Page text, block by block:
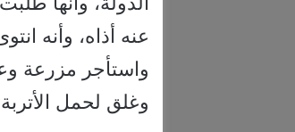
عنه أذاه، وأنه
واستأجر مزرعة
وغلق لحمل الأتربة